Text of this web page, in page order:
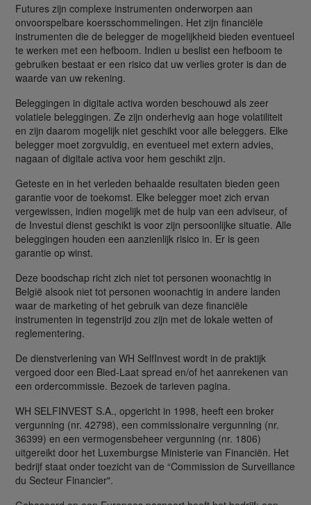
Futures zijn complexe instrumenten onderworpen aan
onvoorspelbare koersschommelingen. Het zijn financiële
instrumenten die de belegger de mogelijkheid bieden eventueel
te werken met een hefboom. Indien u beslist een hefboom te
gebruiken bestaat er een risico dat uw verlies groter is dan de
waarde van uw rekening.
Beleggingen in digitale activa worden beschouwd als zeer
volatiele beleggingen. Ze zijn onderhevig aan hoge volatiliteit
en zijn daarom mogelijk niet geschikt voor alle beleggers. Elke
belegger moet zorgvuldig, en eventueel met extern advies,
nagaan of digitale activa voor hem geschikt zijn.
Geteste en in het verleden behaalde resultaten bieden geen
garantie voor de toekomst. Elke belegger moet zich ervan
vergewissen, indien mogelijk met de hulp van een adviseur, of
de Investui dienst geschikt is voor zijn persoonlijke situatie. Alle
beleggingen houden een aanzienlijk risico in. Er is geen
garantie op winst.
Deze boodschap richt zich niet tot personen woonachtig in
België alsook niet tot personen woonachtig in andere landen
waar de marketing of het gebruik van deze financiële
instrumenten in tegenstrijd zou zijn met de lokale wetten of
reglementering.
De dienstverlening van WH SelfInvest wordt in de praktijk
vergoed door een Bied-Laat spread en/of het aanrekenen van
een ordercommissie. Bezoek de tarieven pagina.
WH SELFINVEST S.A., opgericht in 1998, heeft een broker
vergunning (nr. 42798), een commissionaire vergunning (nr.
36399) en een vermogensbeheer vergunning (nr. 1806)
uitgereikt door het Luxemburgse Ministerie van Financiën. Het
bedrijf staat onder toezicht van de “Commission de Surveillance
du Secteur Financier".